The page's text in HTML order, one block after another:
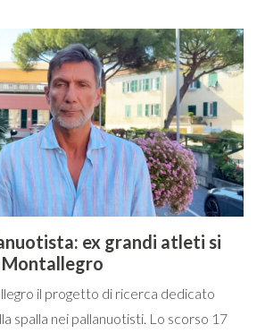
ex grandi atleti si
il progetto di ricerca dedicato
spalla nei pallanuotisti. Lo scorso 17